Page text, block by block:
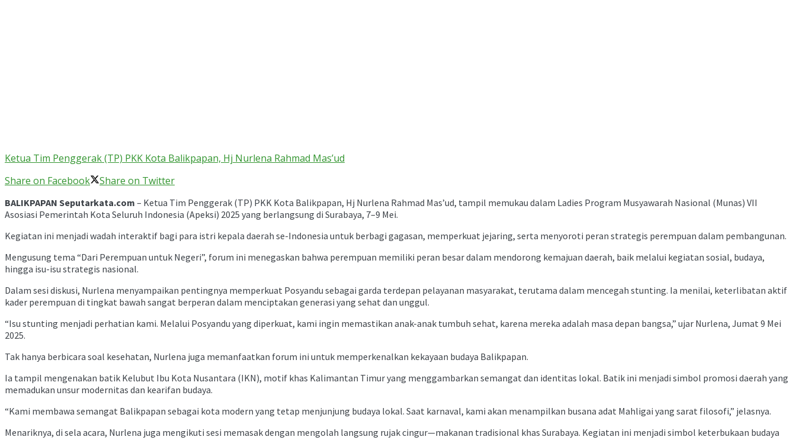
Ketua Tim Penggerak (TP) PKK Kota Balikpapan, Hj Nurlena Rahmad Mas’ud
Share on Facebook
Share on Twitter
BALIKPAPAN Seputarkata.com – Ketua Tim Penggerak (TP) PKK Kota Balikpapan, Hj Nurlena Rahmad Mas’ud, tampil memukau dalam Ladies Program Musyawarah Nasional (Munas) VII
Asosiasi Pemerintah Kota Seluruh Indonesia (Apeksi) 2025 yang berlangsung di Surabaya, 7–9 Mei.
Kegiatan ini menjadi wadah interaktif bagi para istri kepala daerah se-Indonesia untuk berbagi gagasan, memperkuat jejaring, serta menyoroti peran strategis perempuan dalam pembangunan.
Mengusung tema “Dari Perempuan untuk Negeri”, forum ini menegaskan bahwa perempuan memiliki peran besar dalam mendorong kemajuan daerah, baik melalui kegiatan sosial, budaya,
hingga isu-isu strategis nasional.
Dalam sesi diskusi, Nurlena menyampaikan pentingnya memperkuat Posyandu sebagai garda terdepan pelayanan masyarakat, terutama dalam mencegah stunting. Ia menilai, keterlibatan aktif
kader perempuan di tingkat bawah sangat berperan dalam menciptakan generasi yang sehat dan unggul.
“Isu stunting menjadi perhatian kami. Melalui Posyandu yang diperkuat, kami ingin memastikan anak-anak tumbuh sehat, karena mereka adalah masa depan bangsa,” ujar Nurlena, Jumat 9 Mei
2025.
Tak hanya berbicara soal kesehatan, Nurlena juga memanfaatkan forum ini untuk memperkenalkan kekayaan budaya Balikpapan.
Ia tampil mengenakan batik Kelubut Ibu Kota Nusantara (IKN), motif khas Kalimantan Timur yang menggambarkan semangat dan identitas lokal. Batik ini menjadi simbol promosi daerah yang
memadukan unsur modernitas dan kearifan budaya.
“Kami membawa semangat Balikpapan sebagai kota modern yang tetap menjunjung budaya lokal. Saat karnaval, kami akan menampilkan busana adat Mahligai yang sarat filosofi,” jelasnya.
Menariknya, di sela acara, Nurlena juga mengikuti sesi memasak dengan mengolah langsung rujak cingur—makanan tradisional khas Surabaya. Kegiatan ini menjadi simbol keterbukaan budaya